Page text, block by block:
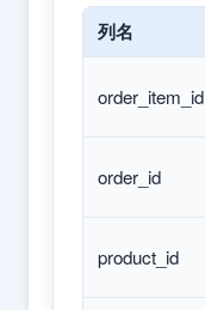
列名
order_item_id
order_id
product_id